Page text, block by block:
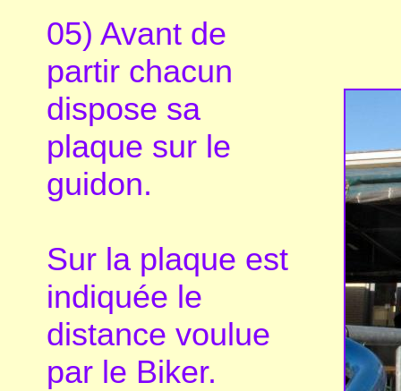
05) Avant de
partir chacun
dispose sa
plaque sur le
guidon.
Sur la plaque est
indiquée le
distance voulue
par le Biker.